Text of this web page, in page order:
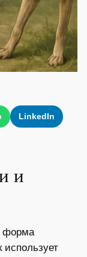
LinkedIn
и
форма